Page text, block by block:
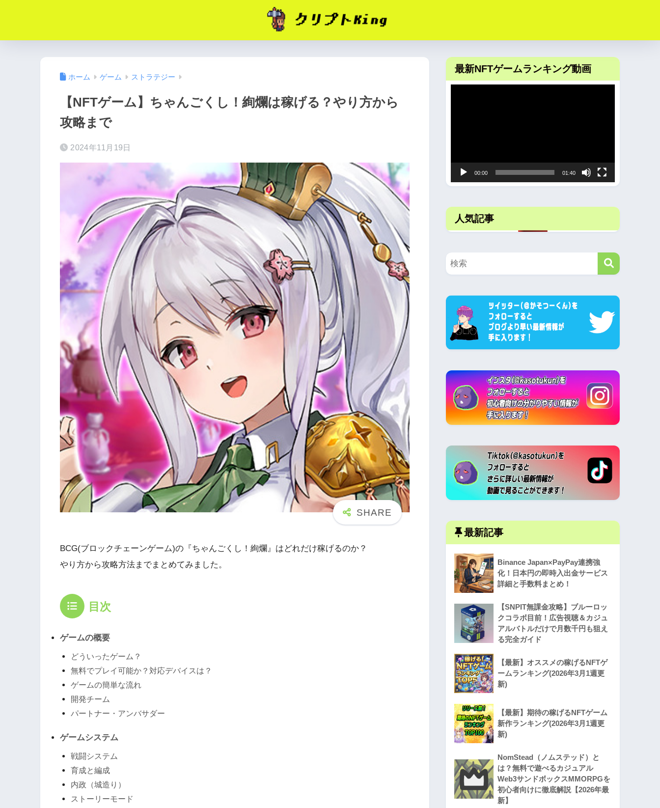
ホーム ゲーム ストラテジー
【NFTゲーム】ちゃんごくし！絢爛は稼げる？やり方から
攻略まで
2024年11月19日
BCG(ブロックチェーンゲーム)の『ちゃんごくし！絢爛』はどれだけ稼げるのか？
やり方から攻略方法までまとめてみました。
目次
ゲームの概要
どういったゲーム？
無料でプレイ可能か？対応デバイスは？
ゲームの簡単な流れ
開発チーム
パートナー・アンバサダー
ゲームシステム
戦闘システム
育成と編成
内政（城造り）
ストーリーモード
最新NFTゲームランキング動画
ヤ
00:00 01:40
人気記事
最新記事
Binance Japan×PayPay連携強
化！日本円の即時入出金サービス
詳細と手数料まとめ！
【SNPIT無課金攻略】ブルーロッ
クコラボ目前！広告視聴＆カジュ
アルバトルだけで月数千円も狙え
る完全ガイド
【最新】オススメの稼げるNFTゲ
ームランキング(2026年3月1週更
新)
【最新】期待の稼げるNFTゲーム
新作ランキング(2026年3月1週更
新)
NomStead（ノムステッド）と
は？無料で遊べるカジュアル
Web3サンドボックスMMORPGを
初心者向けに徹底解説【2026年最
新】